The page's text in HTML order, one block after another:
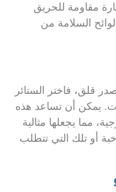
مقاومة للحريق
السلامة من
قلق، فاختر الستائر
يمكن أن تساعد هذه
مما يجعلها مثالية
أو تلك التي تتطلب